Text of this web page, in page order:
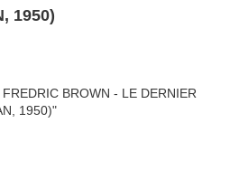
1950)